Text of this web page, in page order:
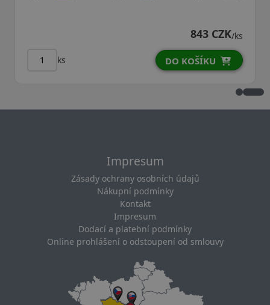
DO KOŠÍKU ks
Impresum
Zásady ochrany osobních údajů
Nákupní podmínky
Kontakt
Impresum
Dodací a platební podmínky
Online prohlášení o odstoupení od smlouvy